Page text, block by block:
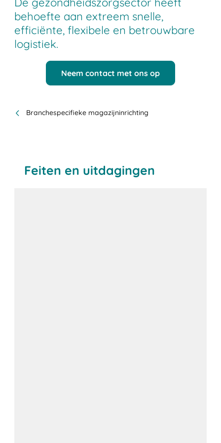
behoefte aan extreem snelle,
efficiënte, flexibele en betrouwbare
logistiek.
Neem contact met ons op
Branchespecifieke magazijninrichting
Feiten en uitdagingen